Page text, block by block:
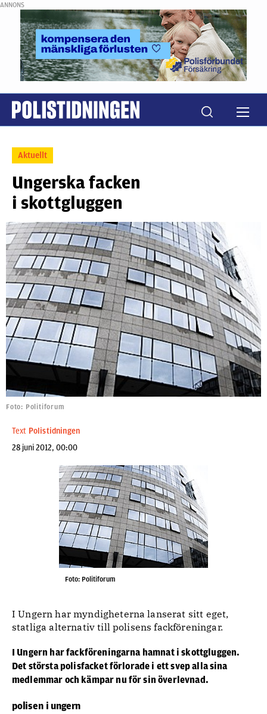
ANNONS
Aktuellt
Ungerska facken
i skottgluggen
Foto: Politiforum
Text Polistidningen
28 juni 2012, 00:00
Foto: Politiforum
I Ungern har myndigheterna lanserat sitt eget,
statliga alternativ till polisens fackföreningar.
I Ungern har fackföreningarna hamnat i skottgluggen.
Det största polisfacket förlorade i ett svep alla sina
medlemmar och kämpar nu för sin överlevnad.
polisen i ungern